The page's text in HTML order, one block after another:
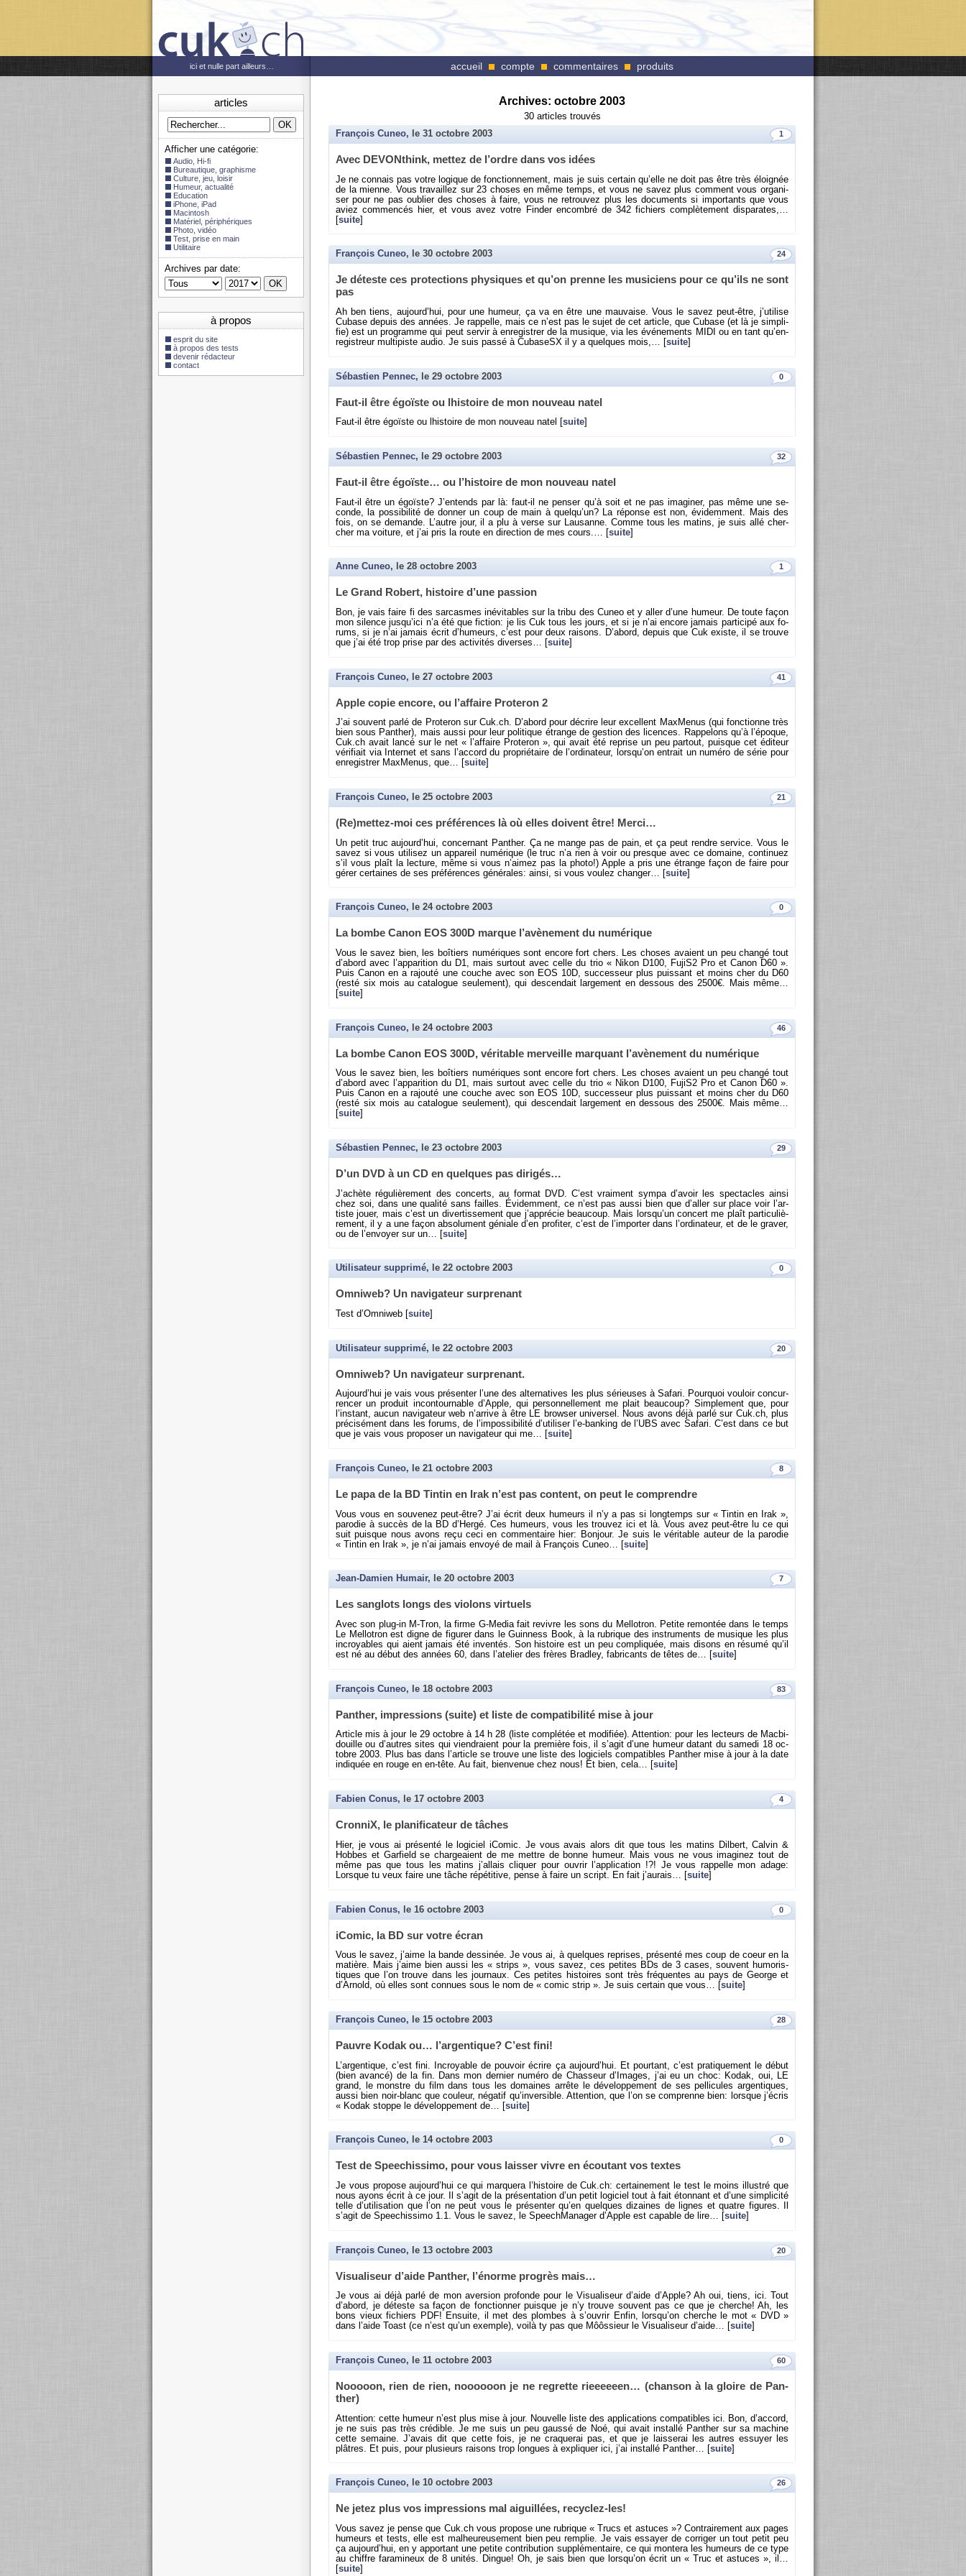
articles
Afficher une catégorie:
Audio, Hi-fi
Bureautique, graphisme
Culture, jeu, loisir
Humeur, actualité
Education
iPhone, iPad
Macintosh
Matériel, périphériques
Photo, vidéo
Test, prise en main
Utilitaire
Archives par date:
à propos
esprit du site
à propos des tests
devenir rédacteur
contact
Archives: octobre 2003
30 articles trouvés
1
François Cuneo, le 31 octobre 2003
Avec DE­VON­think, met­tez de l’ordre dans vos idées
Je ne connais pas votre lo­gique de fonc­tion­ne­ment, mais je suis cer­tain qu’elle ne doit pas être très éloi­gnée
de la mienne. Vous tra­vaillez sur 23 choses en même temps, et vous ne savez plus com­ment vous or­ga­ni­
ser pour ne pas ou­blier des choses à faire, vous ne re­trou­vez plus les do­cu­ments si im­por­tants que vous
aviez com­men­cés hier, et vous avez votre Fin­der en­com­bré de 342 fi­chiers com­plè­te­ment dis­pa­rates,…
[suite]
24
François Cuneo, le 30 octobre 2003
Je dé­teste ces pro­tec­tions phy­siques et qu’on prenne les mu­si­ciens pour ce qu’ils ne sont
pas
Ah ben tiens, au­jour­d’hui, pour une hu­meur, ça va en être une mau­vaise. Vous le savez peut-être, j’uti­lise
Cu­base de­puis des an­nées. Je rap­pelle, mais ce n’est pas le sujet de cet ar­ticle, que Cu­base (et là je sim­pli­
fie) est un pro­gramme qui peut ser­vir à en­re­gis­trer de la mu­sique, via les évé­ne­ments MIDI ou en tant qu’en­
re­gis­treur mul­ti­piste audio. Je suis passé à Cu­ba­seSX il y a quelques mois,… [ suite
0
Sébastien Pennec, le 29 octobre 2003
Faut-il être égoïste ou lhis­toire de mon nou­veau natel
Faut-il être égoïste ou lhis­toire de mon nou­veau natel [ suite
32
Sébastien Pennec, le 29 octobre 2003
Faut-il être égoïste… ou l’his­toire de mon nou­veau natel
Faut-il être un égoïste? J’en­tends par là: faut-il ne pen­ser qu’à soit et ne pas ima­gi­ner, pas même une se­
conde, la pos­si­bi­lité de don­ner un coup de main à quel­qu’un? La ré­ponse est non, évi­dem­ment. Mais des
fois, on se de­mande. L’autre jour, il a plu à verse sur Lau­sanne. Comme tous les ma­tins, je suis allé cher­
cher ma voi­ture, et j’ai pris la route en di­rec­tion de mes cours.… [suite]
1
Anne Cuneo, le 28 octobre 2003
Le Grand Ro­bert, his­toire d’une pas­sion
Bon, je vais faire fi des sar­casmes in­évi­tables sur la tribu des Cuneo et y aller d’une hu­meur. De toute façon
mon si­lence jus­qu’ici n’a été que fic­tion: je lis Cuk tous les jours, et si je n’ai en­core ja­mais par­ti­cipé aux fo­
rums, si je n’ai ja­mais écrit d’hu­meurs, c’est pour deux rai­sons. D’abord, de­puis que Cuk existe, il se trouve
que j’ai été trop prise par des ac­ti­vi­tés di­verses… [ suite
41
François Cuneo, le 27 octobre 2003
Apple copie en­core, ou l’af­faire Pro­te­ron 2
J’ai sou­vent parlé de Pro­te­ron sur Cuk.​ch. D’abord pour dé­crire leur ex­cellent Max­Me­nus (qui fonc­tionne très
bien sous Pan­ther), mais aussi pour leur po­li­tique étrange de ges­tion des li­cences. Rap­pe­lons qu’à l’époque,
Cuk.​ch avait lancé sur le net « l’af­faire Pro­te­ron », qui avait été re­prise un peu par­tout, puisque cet édi­teur
vé­ri­fiait via In­ter­net et sans l’ac­cord du pro­prié­taire de l’or­di­na­teur, lors­qu’on en­trait un nu­méro de série pour
en­re­gis­trer Max­Me­nus, que… [ suite
21
François Cuneo, le 25 octobre 2003
(Re)met­tez-moi ces pré­fé­rences là où elles doivent être! Merci…
Un petit truc au­jour­d’hui, concer­nant Pan­ther. Ça ne mange pas de pain, et ça peut rendre ser­vice. Vous le
savez si vous uti­li­sez un ap­pa­reil nu­mé­rique (le truc n’a rien à voir ou presque avec ce do­maine, conti­nuez
s’il vous plaît la lec­ture, même si vous n’ai­mez pas la photo!) Apple a pris une étrange façon de faire pour
gérer cer­taines de ses pré­fé­rences gé­né­rales: ainsi, si vous vou­lez chan­ger… [suite]
0
François Cuneo, le 24 octobre 2003
La bombe Canon EOS 300D marque l’avè­ne­ment du nu­mé­rique
Vous le savez bien, les boî­tiers nu­mé­riques sont en­core fort chers. Les choses avaient un peu changé tout
d’abord avec l’ap­pa­ri­tion du D1, mais sur­tout avec celle du trio « Nikon D100, Fu­jiS2 Pro et Canon D60 ».
Puis Canon en a ra­jouté une couche avec son EOS 10D, suc­ces­seur plus puis­sant et moins cher du D60
(resté six mois au ca­ta­logue seule­ment), qui des­cen­dait lar­ge­ment en des­sous des 2500€. Mais même…
suite
46
François Cuneo, le 24 octobre 2003
La bombe Canon EOS 300D, vé­ri­table mer­veille mar­quant l’avè­ne­ment du nu­mé­rique
Vous le savez bien, les boî­tiers nu­mé­riques sont en­core fort chers. Les choses avaient un peu changé tout
d’abord avec l’ap­pa­ri­tion du D1, mais sur­tout avec celle du trio « Nikon D100, Fu­jiS2 Pro et Canon D60 ».
Puis Canon en a ra­jouté une couche avec son EOS 10D, suc­ces­seur plus puis­sant et moins cher du D60
(resté six mois au ca­ta­logue seule­ment), qui des­cen­dait lar­ge­ment en des­sous des 2500€. Mais même…
suite
29
Sébastien Pennec, le 23 octobre 2003
D’un DVD à un CD en quelques pas di­ri­gés…
J’achète ré­gu­liè­re­ment des concerts, au for­mat DVD. C’est vrai­ment sympa d’avoir les spec­tacles ainsi
chez soi, dans une qua­lité sans failles. Évi­dem­ment, ce n’est pas aussi bien que d’al­ler sur place voir l’ar­
tiste jouer, mais c’est un di­ver­tis­se­ment que j’ap­pré­cie beau­coup. Mais lors­qu’un concert me plaît par­ti­cu­liè­
re­ment, il y a une façon ab­so­lu­ment gé­niale d’en pro­fi­ter, c’est de l’im­por­ter dans l’or­di­na­teur, et de le gra­ver,
ou de l’en­voyer sur un… [suite]
0
Utilisateur supprimé, le 22 octobre 2003
Om­ni­web? Un na­vi­ga­teur sur­pre­nant
Test d’Om­ni­web [ suite
20
Utilisateur supprimé, le 22 octobre 2003
Om­ni­web? Un na­vi­ga­teur sur­pre­nant.
Au­jour­d’hui je vais vous pré­sen­ter l’une des al­ter­na­tives les plus sé­rieuses à Sa­fari. Pour­quoi vou­loir concur­
ren­cer un pro­duit in­con­tour­nable d’Apple, qui per­son­nel­le­ment me plait beau­coup? Sim­ple­ment que, pour
l’ins­tant, aucun na­vi­ga­teur web n’ar­rive à être LE brow­ser uni­ver­sel. Nous avons déjà parlé sur Cuk.​ch, plus
pré­ci­sé­ment dans les fo­rums, de l’im­pos­si­bi­lité d’uti­li­ser l’e-ban­king de l’UBS avec Sa­fari. C’est dans ce but
que je vais vous pro­po­ser un na­vi­ga­teur qui me… [ suite
8
François Cuneo, le 21 octobre 2003
Le papa de la BD Tin­tin en Irak n’est pas content, on peut le com­prendre
Vous vous en sou­ve­nez peut-être? J’ai écrit deux hu­meurs il n’y a pas si long­temps sur « Tin­tin en Irak »,
pa­ro­die à suc­cès de la BD d’Hergé. Ces hu­meurs, vous les trou­vez ici et là. Vous avez peut-être lu ce qui
suit puisque nous avons reçu ceci en com­men­taire hier: Bon­jour. Je suis le vé­ri­table au­teur de la pa­ro­die
« Tin­tin en Irak », je n’ai ja­mais en­voyé de mail à Fran­çois Cuneo… [suite]
7
Jean-Damien Humair, le 20 octobre 2003
Les san­glots longs des vio­lons vir­tuels
Avec son plug-in M-Tron, la firme G-Me­dia fait re­vivre les sons du Mel­lo­tron. Pe­tite re­mon­tée dans le temps
Le Mel­lo­tron est digne de fi­gu­rer dans le Guin­ness Book, à la ru­brique des ins­tru­ments de mu­sique les plus
in­croyables qui aient ja­mais été in­ven­tés. Son his­toire est un peu com­pli­quée, mais di­sons en ré­sumé qu’il
est né au début des an­nées 60, dans l’ate­lier des frères Brad­ley, fa­bri­cants de têtes de… [ suite
83
François Cuneo, le 18 octobre 2003
Pan­ther, im­pres­sions (suite) et liste de com­pa­ti­bi­lité mise à jour
Ar­ticle mis à jour le 29 oc­tobre à 14 h 28 (liste com­plé­tée et mo­di­fiée). At­ten­tion: pour les lec­teurs de Mac­bi­
douille ou d’autres sites qui vien­draient pour la pre­mière fois, il s’agit d’une hu­meur da­tant du sa­medi 18 oc­
tobre 2003. Plus bas dans l’ar­ticle se trouve une liste des lo­gi­ciels com­pa­tibles Pan­ther mise à jour à la date
in­di­quée en rouge en en-tête. Au fait, bien­ve­nue chez nous! Et bien, cela… [ suite
4
Fabien Conus, le 17 octobre 2003
Cron­niX, le pla­ni­fi­ca­teur de tâches
Hier, je vous ai pré­senté le lo­gi­ciel iCo­mic. Je vous avais alors dit que tous les ma­tins Dil­bert, Cal­vin &
Hobbes et Gar­field se char­geaient de me mettre de bonne hu­meur. Mais vous ne vous ima­gi­nez tout de
même pas que tous les ma­tins j’al­lais cli­quer pour ou­vrir l’ap­pli­ca­tion !?! Je vous rap­pelle mon adage:
Lorsque tu veux faire une tâche ré­pé­ti­tive, pense à faire un script. En fait j’au­rais… [suite]
0
Fabien Conus, le 16 octobre 2003
iCo­mic, la BD sur votre écran
Vous le savez, j’aime la bande des­si­née. Je vous ai, à quelques re­prises, pré­senté mes coup de coeur en la
ma­tière. Mais j’aime bien aussi les « strips », vous savez, ces pe­tites BDs de 3 cases, sou­vent hu­mo­ris­
tiques que l’on trouve dans les jour­naux. Ces pe­tites his­toires sont très fré­quentes au pays de George et
d’Ar­nold, où elles sont connues sous le nom de « comic strip ». Je suis cer­tain que vous… [ suite
28
François Cuneo, le 15 octobre 2003
Pauvre Kodak ou… l’ar­gen­tique? C’est fini!
L’ar­gen­tique, c’est fini. In­croyable de pou­voir écrire ça au­jour­d’hui. Et pour­tant, c’est pra­ti­que­ment le début
(bien avancé) de la fin. Dans mon der­nier nu­méro de Chas­seur d’Images, j’ai eu un choc: Kodak, oui, LE
grand, le monstre du film dans tous les do­maines ar­rête le dé­ve­lop­pe­ment de ses pel­li­cules ar­gen­tiques,
aussi bien noir-blanc que cou­leur, né­ga­tif qu’in­ver­sible. At­ten­tion, que l’on se com­prenne bien: lorsque j’écris
« Kodak stoppe le dé­ve­lop­pe­ment de… [suite]
0
François Cuneo, le 14 octobre 2003
Test de Spee­chis­simo, pour vous lais­ser vivre en écou­tant vos textes
Je vous pro­pose au­jour­d’hui ce qui mar­quera l’his­toire de Cuk.​ch:​ cer­tai­ne­ment le test le moins illus­tré que
nous ayons écrit à ce jour. Il s’agit de la pré­sen­ta­tion d’un petit lo­gi­ciel tout à fait éton­nant et d’une sim­pli­cité
telle d’uti­li­sa­tion que l’on ne peut vous le pré­sen­ter qu’en quelques di­zaines de lignes et quatre fi­gures. Il
s’agit de Spee­chis­simo 1.1. Vous le savez, le Speech­Ma­na­ger d’Apple est ca­pable de lire… [suite]
20
François Cuneo, le 13 octobre 2003
Vi­sua­li­seur d’aide Pan­ther, l’énorme pro­grès mais…
Je vous ai déjà parlé de mon aver­sion pro­fonde pour le Vi­sua­li­seur d’aide d’Apple? Ah oui, tiens, ici. Tout
d’abord, je dé­teste sa façon de fonc­tion­ner puisque je n’y trouve sou­vent pas ce que je cherche! Ah, les
bons vieux fi­chiers PDF! En­suite, il met des plombes à s’ou­vrir Enfin, lors­qu’on cherche le mot « DVD »
dans l’aide Toast (ce n’est qu’un exemple), voilà ty pas que Môôs­sieur le Vi­sua­li­seur d’aide… [ suite
60
François Cuneo, le 11 octobre 2003
Nooooon, rien de rien, noooooon je ne re­grette rieeeeeen… (chan­son à la gloire de Pan­
ther)
At­ten­tion: cette hu­meur n’est plus mise à jour. Nou­velle liste des ap­pli­ca­tions com­pa­tibles ici. Bon, d’ac­cord,
je ne suis pas très cré­dible. Je me suis un peu gaussé de Noé, qui avait ins­tallé Pan­ther sur sa ma­chine
cette se­maine. J’avais dit que cette fois, je ne cra­que­rai pas, et que je lais­se­rai les autres es­suyer les
plâtres. Et puis, pour plu­sieurs rai­sons trop longues à ex­pli­quer ici, j’ai ins­tallé Pan­ther… [suite]
26
François Cuneo, le 10 octobre 2003
Ne jetez plus vos im­pres­sions mal ai­guillées, re­cy­clez-les!
Vous savez je pense que Cuk.​ch vous pro­pose une ru­brique « Trucs et as­tuces »? Contrai­re­ment aux pages
hu­meurs et tests, elle est mal­heu­reu­se­ment bien peu rem­plie. Je vais es­sayer de cor­ri­ger un tout petit peu
ça au­jour­d’hui, en y ap­por­tant une pe­tite contri­bu­tion sup­plé­men­taire, ce qui mon­tera les hu­meurs de ce type
au chiffre fa­ra­mi­neux de 8 uni­tés. Dingue! Oh, je sais bien que lors­qu’on écrit un « Truc et as­tuces », il…
[suite]
ici et nulle part ailleurs… accueil compte commentaires produits